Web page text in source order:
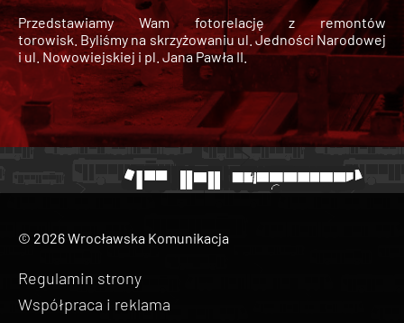
Przedstawiamy Wam fotorelację z remontów
torowisk. Byliśmy na skrzyżowaniu ul. Jedności Narodowej
i ul. Nowowiejskiej i pl. Jana Pawła II.
© 2026 Wrocławska Komunikacja
Regulamin strony
Współpraca i reklama